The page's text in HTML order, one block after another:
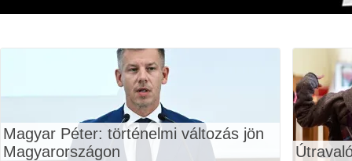
Magyar Péter: történelmi változás jön
Magyarországon